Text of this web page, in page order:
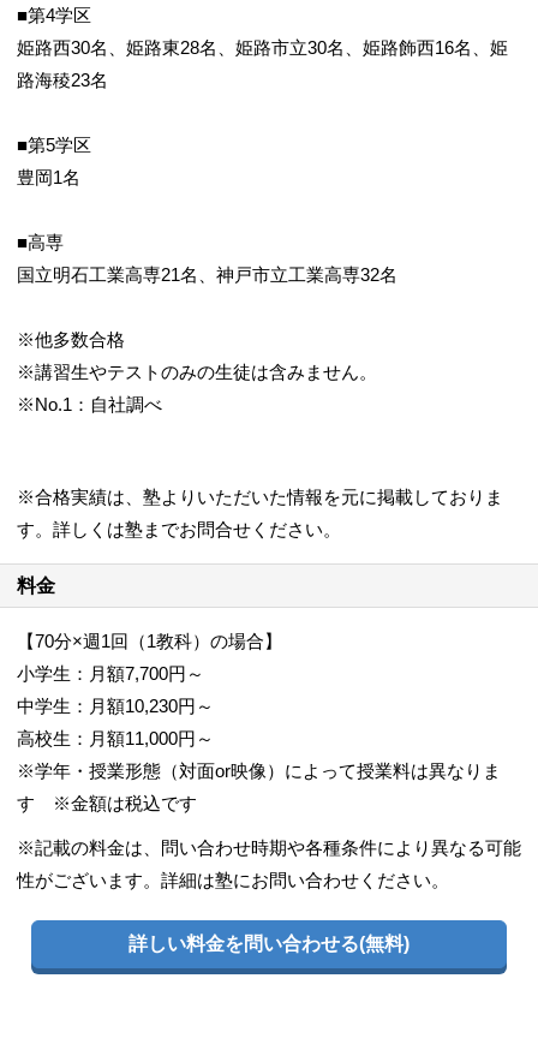
■第4学区
姫路西30名、姫路東28名、姫路市立30名、姫路飾西16名、姫
路海稜23名
■第5学区
豊岡1名
■高専
国立明石工業高専21名、神戸市立工業高専32名
※他多数合格
※講習生やテストのみの生徒は含みません。
※No.1：自社調べ
※合格実績は、塾よりいただいた情報を元に掲載しておりま
す。詳しくは塾までお問合せください。
料金
【70分×週1回（1教科）の場合】
小学生：月額7,700円～
中学生：月額10,230円～
高校生：月額11,000円～
※学年・授業形態（対面or映像）によって授業料は異なりま
す ※金額は税込です
※記載の料金は、問い合わせ時期や各種条件により異なる可能
性がございます。詳細は塾にお問い合わせください。
詳しい料金を問い合わせる(無料)